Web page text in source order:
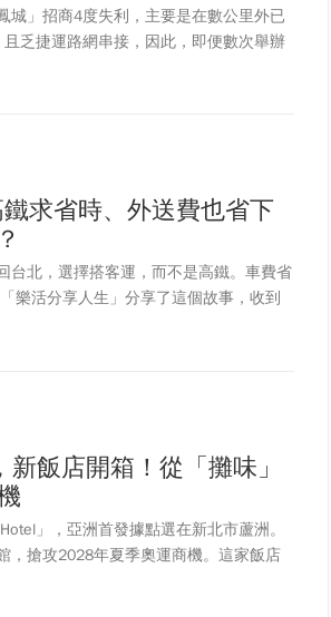
城」招商4度失利，主要是在數公里外已
乏捷運路網串接，因此，即便數次舉辦
地立委許智傑會勘後稱，台鐵公司決定
求省時、外送費也省下
台北，選擇搭客運，而不是高鐵。車費省
樂活分享人生」分享了這個故事，收到
晚上並沒有要參加什麼活動，而且搭客
飯店開箱！從「攤味」
」，亞洲首發據點選在新北市蘆洲。
，搶攻2028年夏季奧運商機。這家飯店
仲立，近年他不只投資媒體，現在也以